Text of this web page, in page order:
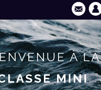
À LA
MINI